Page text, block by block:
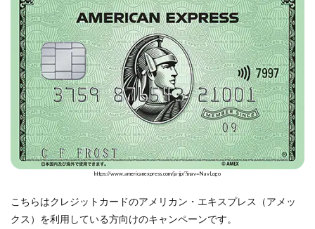
https://www.americanexpress.com/ja-jp/?inav=NavLogo
こちらはクレジットカードのアメリカン・エキスプレス（アメッ
クス）を利用している方向けのキャンペーンです。